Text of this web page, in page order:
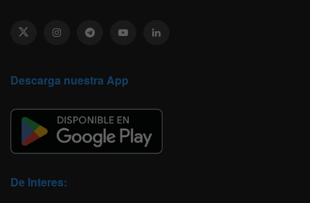
Descarga nuestra App
De Interes: